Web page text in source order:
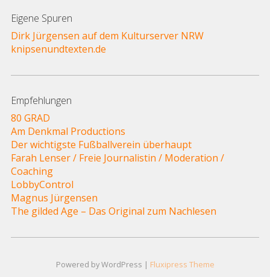
Eigene Spuren
Dirk Jürgensen auf dem Kulturserver NRW
knipsenundtexten.de
Empfehlungen
80 GRAD
Am Denkmal Productions
Der wichtigste Fußballverein überhaupt
Farah Lenser / Freie Journalistin / Moderation /
Coaching
LobbyControl
Magnus Jürgensen
The gilded Age – Das Original zum Nachlesen
Powered by WordPress | Fluxipress Theme